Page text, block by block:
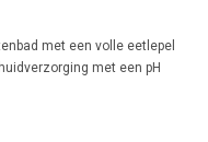
met een volle eetlepel
met een pH